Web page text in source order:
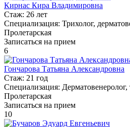
Кирнас Кира Владимировна
Стаж: 26 лет
Специализация: Трихолог,
Пролетарская
Записаться на прием
6
Гончарова Татьяна Александровна
Стаж: 21 год
Специализация: Дерматовенеролог,
Пролетарская
Записаться на прием
10